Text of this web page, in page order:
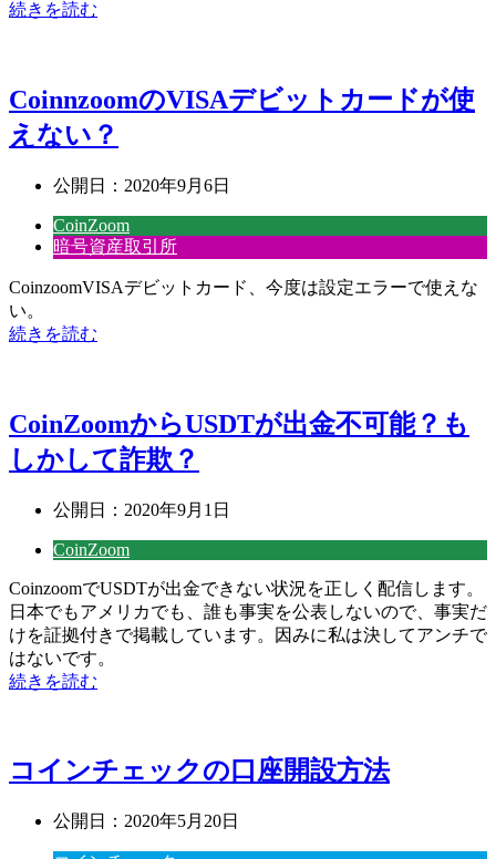
続きを読む
CoinnzoomのVISAデビットカードが使
えない？
公開日： 2020年9月6日
CoinZoom
暗号資産取引所
CoinzoomVISAデビットカード、今度は設定エラーで使えな
い。
続きを読む
CoinZoomからUSDTが出金不可能？も
しかして詐欺？
公開日： 2020年9月1日
CoinZoom
CoinzoomでUSDTが出金できない状況を正しく配信します。
日本でもアメリカでも、誰も事実を公表しないので、事実だ
けを証拠付きで掲載しています。因みに私は決してアンチで
はないです。
続きを読む
コインチェックの口座開設方法
公開日： 2020年5月20日